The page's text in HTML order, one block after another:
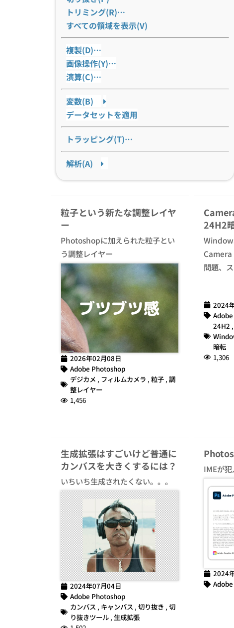
トリミング(R)…
すべての領域を表示(V)
複製(D)…
画像操作(Y)…
演算(C)…
変数(B)
データセットを適用
トラッピング(T)…
解析(A)
粒子という新たな調整レイヤ
ー
Photoshopに加えられた粒子とい
う調整レイヤー
2026年02月08日
Adobe Photoshop
デジカメ , フィルムカメラ , 粒子 , 調
整レイヤー
1,456
24H2
Camera
問題、
2024
24H2 ,
暗転
1,306
生成拡張はすごいけど普通に
カンバスを大きくするには？
いちいち生成されたくない。。。
2024年07月04日
Adobe Photoshop
カンバス , キャンバス , 切り抜き , 切
り抜きツール , 生成拡張
IMEが犯
2024